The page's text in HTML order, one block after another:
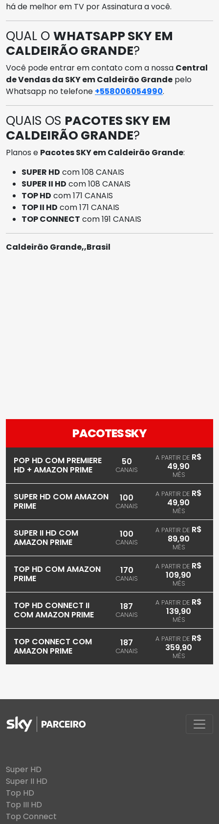
há de melhor em TV por Assinatura a você.
QUAL O WHATSAPP SKY EM
CALDEIRÃO GRANDE?
Você pode entrar em contato com a nossa Central
de Vendas da SKY em Caldeirão Grande pelo
Whatsapp no telefone +558006054990.
QUAIS OS PACOTES SKY EM
CALDEIRÃO GRANDE?
Planos e Pacotes SKY em Caldeirão Grande:
SUPER HD com 108 CANAIS
SUPER II HD com 108 CANAIS
TOP HD com 171 CANAIS
TOP II HD com 171 CANAIS
TOP CONNECT com 191 CANAIS
Caldeirão Grande,,Brasil
PACOTES SKY
POP HD COM PREMIERE
HD + AMAZON PRIME
50
CANAIS
A PARTIR DE R$
49,90
MÊS
SUPER HD COM AMAZON
PRIME
100
CANAIS
A PARTIR DE R$
49,90
MÊS
SUPER II HD COM
AMAZON PRIME
100
CANAIS
A PARTIR DE R$
89,90
MÊS
TOP HD COM AMAZON
PRIME
170
CANAIS
A PARTIR DE R$
109,90
MÊS
TOP HD CONNECT II
COM AMAZON PRIME
187
CANAIS
A PARTIR DE R$
139,90
MÊS
TOP CONNECT COM
AMAZON PRIME
187
CANAIS
A PARTIR DE R$
359,90
MÊS
Super HD
Super II HD
Top HD
Top III HD
Top Connect